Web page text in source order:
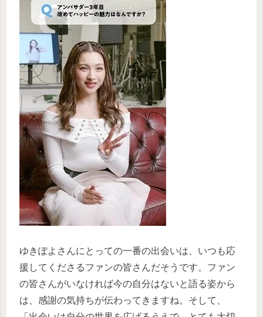
ゆきぽよさんにとっての一番の出会いは、いつも応
援してくださるファンの皆さんだそうです。ファン
の皆さんがいなければ今の自分はないと語る姿から
は、感謝の気持ちが伝わってきますね。そして、